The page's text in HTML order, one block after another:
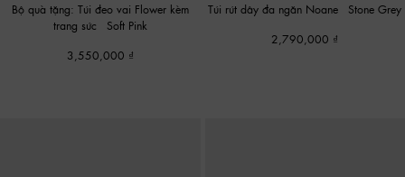
Bộ quà tặng: Túi đeo vai Flower kèm
trang sức
Soft Pink
3,550,000
Túi rút dây đa ngăn Noane
Stone Grey
2,790,000